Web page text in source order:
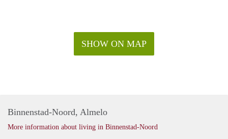
SHOW ON MAP
Binnenstad-Noord, Almelo
More information about living in Binnenstad-Noord